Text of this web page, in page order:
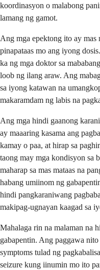
koordinasyon o malabong
lamang ng gamot.
Ang mga epektong ito ay mas
pinapataas mo ang iyong
ka ng mga doktor sa
loob ng ilang araw. Ang
sa iyong katawan na
makaramdam ng labis na
Ang mga hindi gaanong
ay maaaring kasama ang
kamay o paa, at hirap sa
taong may mga kondisyon sa
maharap sa mas mataas na
habang umiinom ng
hindi pangkaraniwang
makipag-ugnayan kaagad sa
Mahalaga rin na malaman na
gabapentin. Ang paggawa
symptoms tulad ng
seizure kung iinumin mo ito